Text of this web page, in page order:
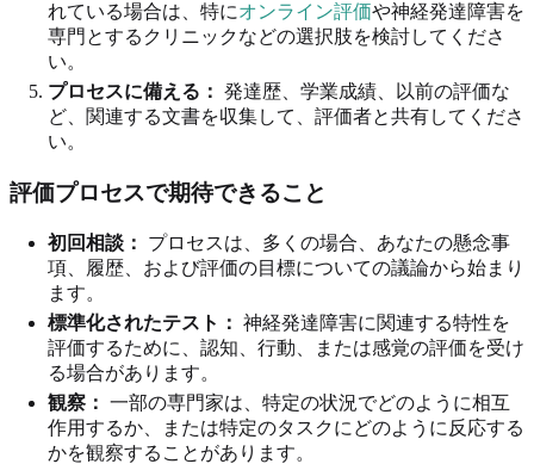
れている場合は、特にオンライン評価や神経発達障害を
専門とするクリニックなどの選択肢を検討してくださ
い。
プロセスに備える： 発達歴、学業成績、以前の評価な
ど、関連する文書を収集して、評価者と共有してくださ
い。
評価プロセスで期待できること
初回相談：
プロセスは、多くの場合、あなたの懸念事
項、履歴、および評価の目標についての議論から始まり
ます。
標準化されたテスト： 神経発達障害に関連する特性を
評価するために、認知、行動、または感覚の評価を受け
る場合があります。
観察： 一部の専門家は、特定の状況でどのように相互
作用するか、または特定のタスクにどのように反応する
かを観察することがあります。